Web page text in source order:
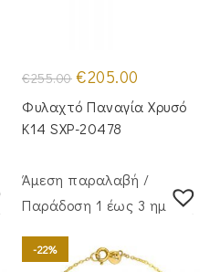
€255.00 Original
price
was:
€255.00.
€205.00
τιμή
είναι:
Φυλαχτό Παναγία Χρυσό
Κ14 SXP-20478
Άμεση παραλαβή /
Παράδoση 1 έως 3 ημέρες
-22%